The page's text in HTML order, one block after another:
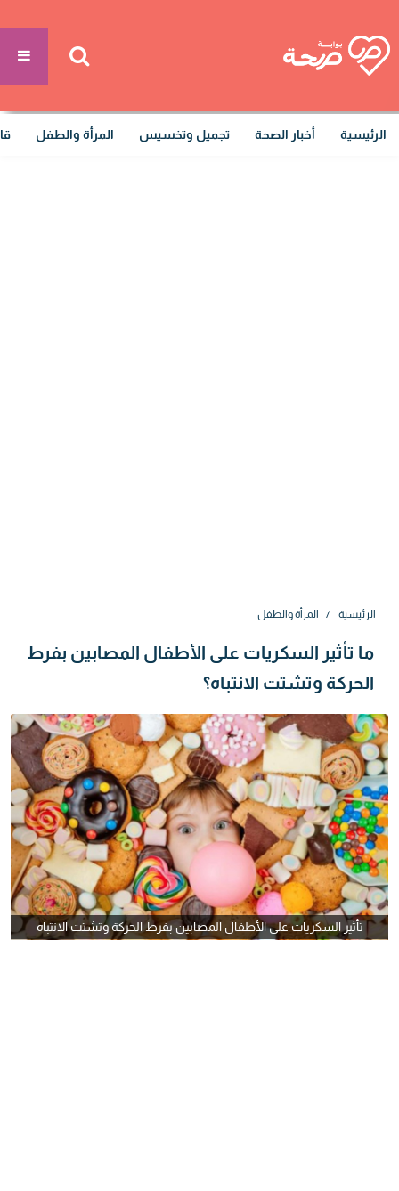
الرئيسية أخبار الصحة تجميل وتخسيس المرأة والطفل
الرئيسية المرأة والطفل
ما تأثير السكريات على الأطفال المصابين بفرط
الحركة وتشتت الانتباه؟
تأثير السكريات على الأطفال المصابين بفرط الحركة وتشتت الانتباه